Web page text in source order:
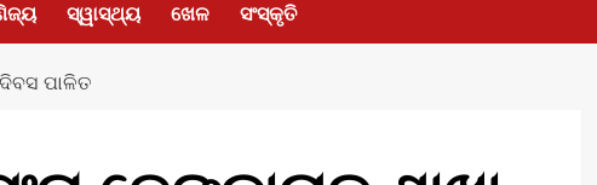
ସ୍ୱାସ୍ଥ୍ୟ ଖେଳ ସଂସ୍କୃତି
ପାଳିତ